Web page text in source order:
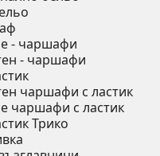
- чаршафи
- чаршафи
чаршафи с ластик
чаршафи с ластик
Трико